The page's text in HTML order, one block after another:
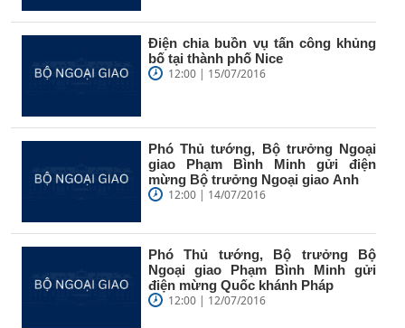
Điện chia buồn vụ tấn công khủng
bố tại thành phố Nice
12:00 | 15/07/2016
Phó Thủ tướng, Bộ trưởng Ngoại
giao Phạm Bình Minh gửi điện
mừng Bộ trưởng Ngoại giao Anh
12:00 | 14/07/2016
Phó Thủ tướng, Bộ trưởng Bộ
Ngoại giao Phạm Bình Minh gửi
điện mừng Quốc khánh Pháp
12:00 | 12/07/2016